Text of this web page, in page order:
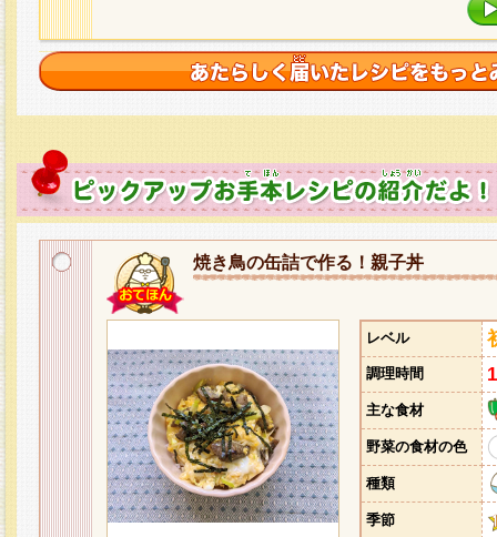
焼き鳥の缶詰で作る！親子丼
レベル
調理時間
主な食材
野菜の食材の色
種類
季節